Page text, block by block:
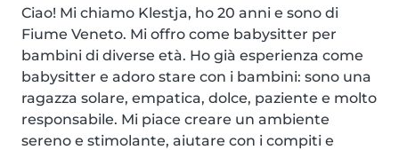
Ciao! Mi chiamo Klestja, ho 20 anni e sono di
Fiume Veneto. Mi offro come babysitter per
bambini di diverse età. Ho già esperienza come
babysitter e adoro stare con i bambini: sono una
ragazza solare, empatica, dolce, paziente e molto
responsabile. Mi piace creare un ambiente
sereno e stimolante, aiutare con i compiti e